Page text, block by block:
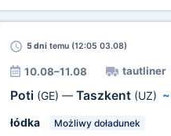
5 dnitemu (12:05 03.08)
10.08–11.08 tautliner
Poti (GE) — Taszkent (UZ) ~
łódka
Możliwy doładunek